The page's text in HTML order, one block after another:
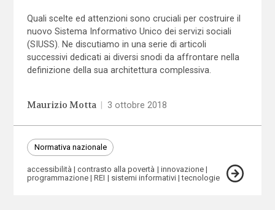
Quali scelte ed attenzioni sono cruciali per costruire il
nuovo Sistema Informativo Unico dei servizi sociali
(SIUSS). Ne discutiamo in una serie di articoli
successivi dedicati ai diversi snodi da affrontare nella
definizione della sua architettura complessiva.
Maurizio Motta 3 ottobre 2018
Normativa nazionale
accessibilità contrasto alla povertà
innovazione
programmazione
REI sistemi informativi tecnologie